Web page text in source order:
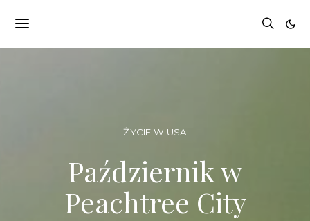
ŻYCIE W USA
Październik w
Peachtree City